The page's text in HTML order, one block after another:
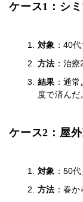
ケース1：シ
対象 ：40
方法 ：治
結果 ：通
度で済んだ
ケース2：屋
対象 ：50
方法 ：春